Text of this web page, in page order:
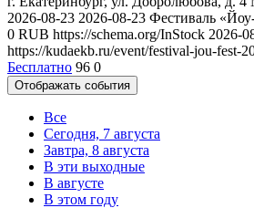
2026-08-23 2026-08-23 Фестиваль
0 RUB https://schema.org/InStock 2026-
https://kudaekb.ru/event/festival-jou-fest-
Бесплатно 96 0
Отображать события
Все
Сегодня, 7 августа
Завтра, 8 августа
В эти выходные
В августе
В этом году